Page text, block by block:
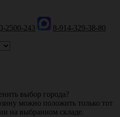
2500-243
8-914-329-38-80
выбор города?
можно положить только тот
на выбранном складе.